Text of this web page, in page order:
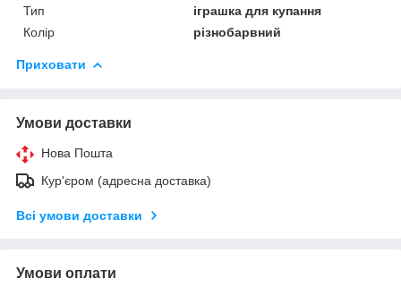
Тип
іграшка для купання
Колір
різнобарвний
Приховати
Умови доставки
Нова Пошта
Кур'єром (адресна доставка)
Всі умови доставки
Умови оплати